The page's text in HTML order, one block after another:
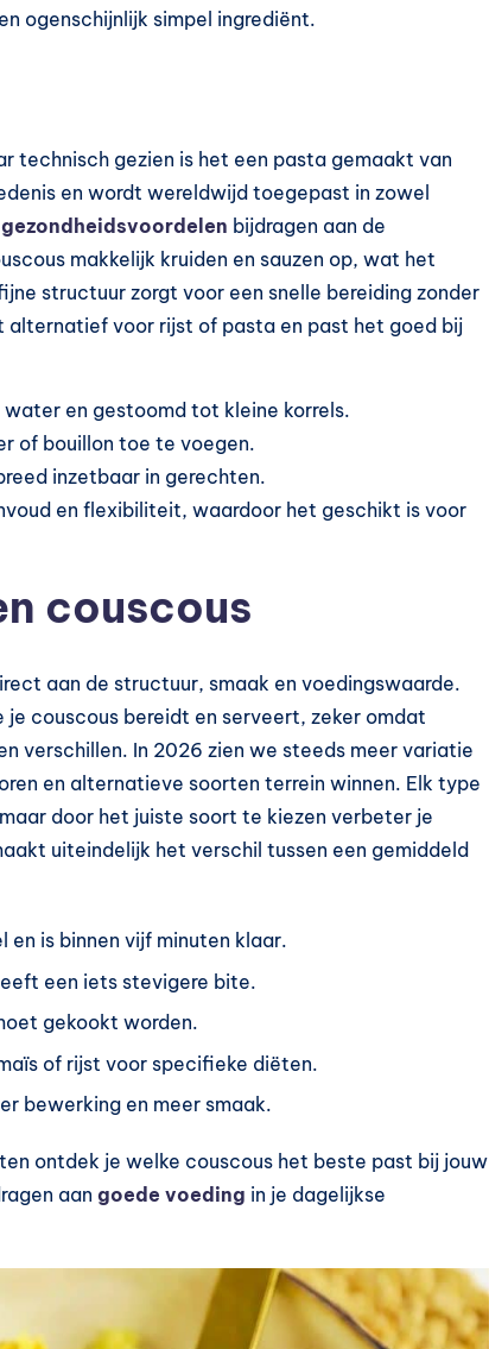
ogenschijnlijk simpel ingrediënt.
technisch gezien is het een pasta gemaakt van
en wordt wereldwijd toegepast in zowel
gezondheidsvoordelen bijdragen aan de
makkelijk kruiden en sauzen op, wat het
structuur zorgt voor een snelle bereiding zonder
alternatief voor rijst of pasta en past het goed bij
en gestoomd tot kleine korrels.
of bouillon toe te voegen.
inzetbaar in gerechten.
en flexibiliteit, waardoor het geschikt is voor
couscous
aan de structuur, smaak en voedingswaarde.
couscous bereidt en serveert, zeker omdat
verschillen. In 2026 zien we steeds meer variatie
en alternatieve soorten terrein winnen. Elk type
door het juiste soort te kiezen verbeter je
uiteindelijk het verschil tussen een gemiddeld
is binnen vijf minuten klaar.
een iets stevigere bite.
gekookt worden.
of rijst voor specifieke diëten.
bewerking en meer smaak.
ontdek je welke couscous het beste past bij jouw
aan goede voeding in je dagelijkse